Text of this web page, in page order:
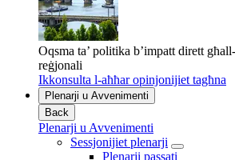
Oqsma ta’ politika b’impatt dirett
reġjonali
Ikkonsulta l-aħħar opinjonijiet tagħna
Plenarji u Avvenimenti
Back
Plenarji u Avvenimenti
Sessjonijiet plenarji
Plenarji passati